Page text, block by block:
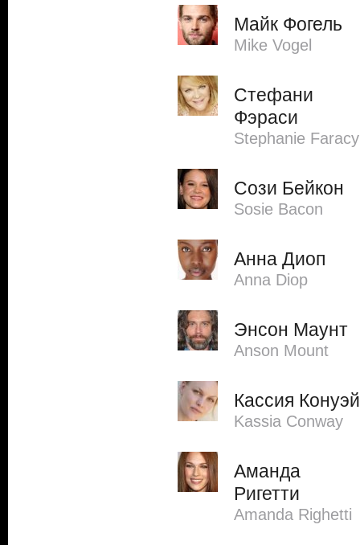
Майк Фогель
Mike Vogel
Стефани
Фэраси
Stephanie Faracy
Сози Бейкон
Sosie Bacon
Анна Диоп
Anna Diop
Энсон Маунт
Anson Mount
Кассия Конуэй
Kassia Conway
Аманда
Ригетти
Amanda Righetti